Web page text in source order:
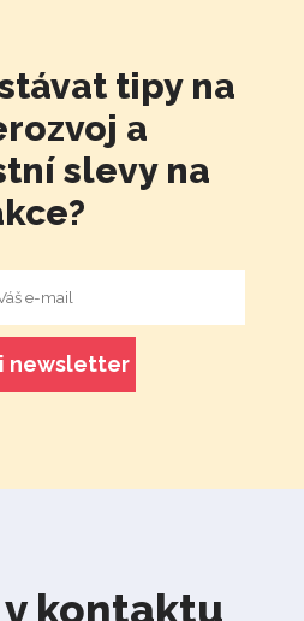
tipy na
a
slevy na
kontaktu